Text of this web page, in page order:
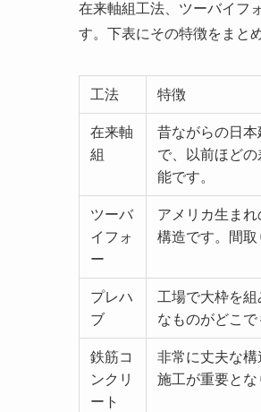
在来軸組工法、ツーバイフ
す。下表にその特徴をまと
工法 特徴
在来軸
組
昔ながらの日
で、以前ほど
能です。
ツーバ
イフォ
ー
アメリカ生ま
構造です。間取
プレハ
ブ
工場で大枠を
なものがどこで
鉄筋コ
ンクリ
ート
非常に丈夫な
施工が重要とな